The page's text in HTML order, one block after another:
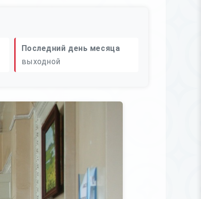
Последний день месяца
выходной